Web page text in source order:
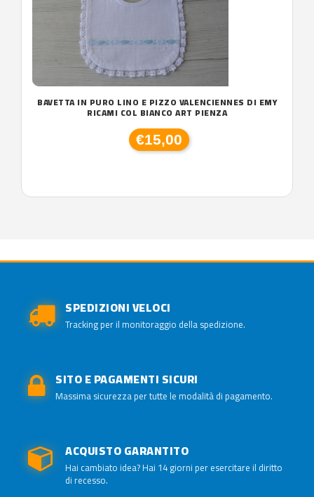
BAVETTA IN PURO LINO E PIZZO VALENCIENNES DI EMY
RICAMI COL BIANCO ART PIENZA
€15,00
SPEDIZIONI VELOCI
Tracking per il monitoraggio della spedizione.
SITO E PAGAMENTI SICURI
Massima sicurezza per tutte le modalità di pagamento.
ACQUISTO GARANTITO
Hai cambiato idea? Hai 14 giorni per esercitare il diritto
di recesso.